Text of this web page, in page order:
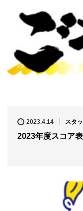
2023.4.14 スタ
2023年度スコア表